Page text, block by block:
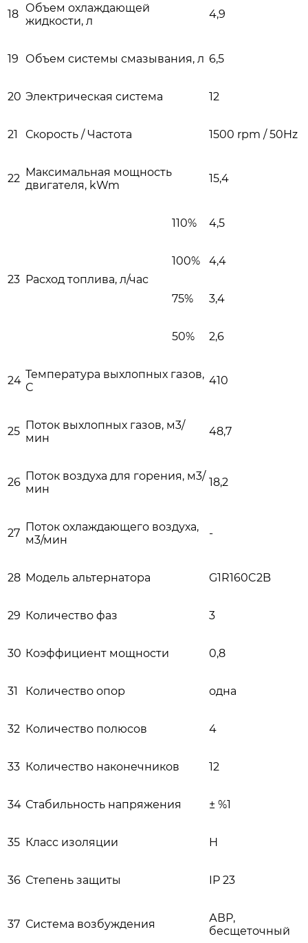
18 Объем охлаждающей
жидкости, л
4,9
19 Объем системы смазывания, л 6,5
20 Электрическая система 12
21 Скорость / Частота 1500 rpm / 50Hz
22 Максимальная мощность
двигателя, kWm
15,4
23 Расход топлива, л/час
110% 4,5
100% 4,4
75% 3,4
50% 2,6
24 Температура выхлопных газов,
С
410
25 Поток выхлопных газов, м3/
мин
48,7
26 Поток воздуха для горения, м3/
мин
18,2
27 Поток охлаждающего воздуха,
м3/мин
-
28 Модель альтернатора G1R160C2B
29 Количество фаз 3
30 Коэффициент мощности 0,8
31 Количество опор одна
32 Количество полюсов 4
33 Количество наконечников 12
34 Стабильность напряжения ± %1
35 Класс изоляции H
36 Степень защиты IP 23
37 Система возбуждения
АВР,
бесщеточный